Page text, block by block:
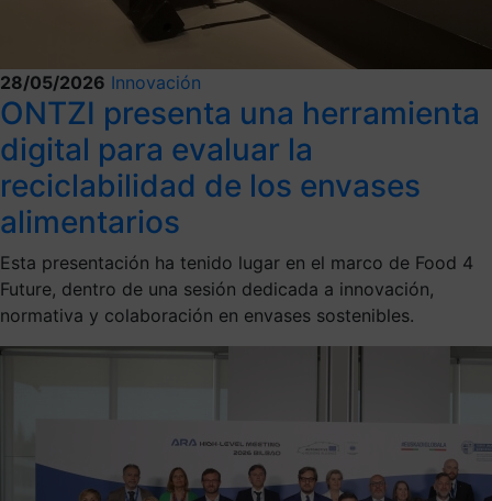
28/05/2026 Innovación
ONTZI presenta una herramienta
digital para evaluar la
reciclabilidad de los envases
alimentarios
Esta presentación ha tenido lugar en el marco de Food 4
Future, dentro de una sesión dedicada a innovación,
normativa y colaboración en envases sostenibles.